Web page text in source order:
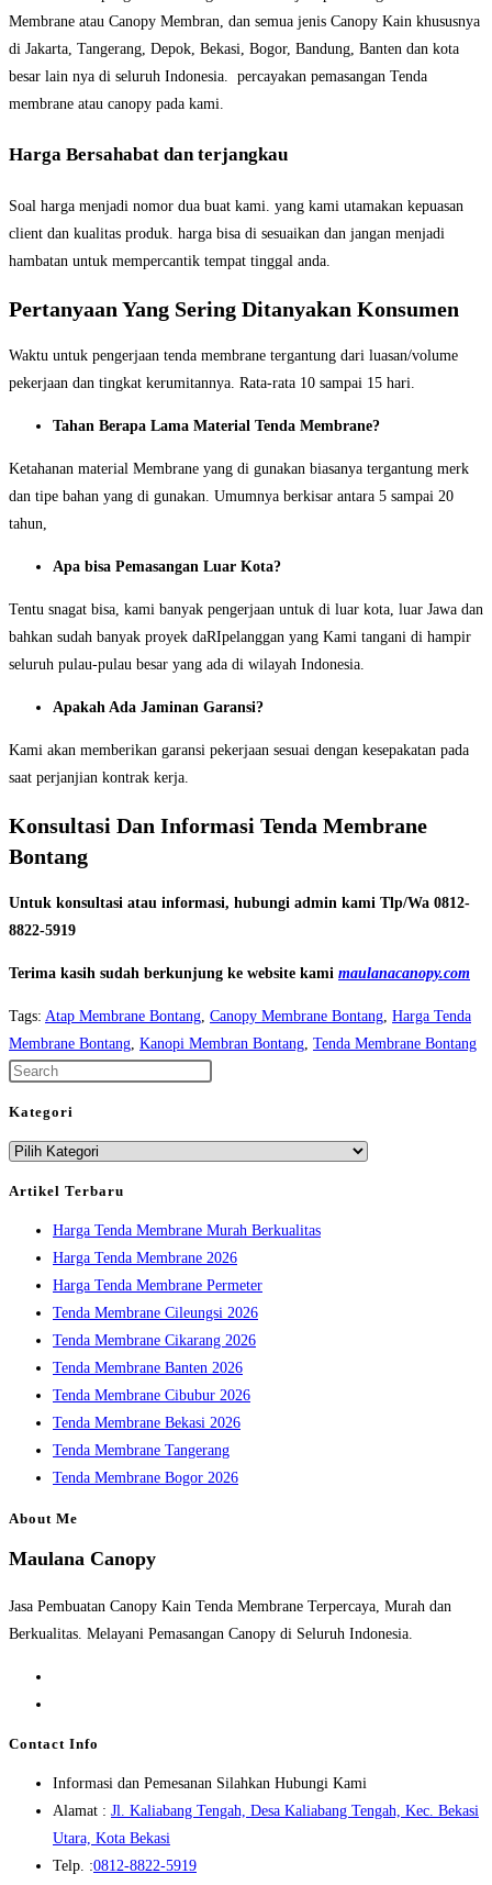
Membrane atau Canopy Membran, dan semua jenis Canopy Kain khususnya
di Jakarta, Tangerang, Depok, Bekasi, Bogor, Bandung, Banten dan kota
besar lain nya di seluruh Indonesia. percayakan pemasangan Tenda
membrane atau canopy pada kami.
Harga Bersahabat dan terjangkau
Soal harga menjadi nomor dua buat kami. yang kami utamakan kepuasan
client dan kualitas produk. harga bisa di sesuaikan dan jangan menjadi
hambatan untuk mempercantik tempat tinggal anda.
Pertanyaan Yang Sering Ditanyakan Konsumen
Waktu untuk pengerjaan tenda membrane tergantung dari luasan/volume
pekerjaan dan tingkat kerumitannya. Rata-rata 10 sampai 15 hari.
Tahan Berapa Lama Material Tenda Membrane?
Ketahanan material Membrane yang di gunakan biasanya tergantung merk
dan tipe bahan yang di gunakan. Umumnya berkisar antara 5 sampai 20
tahun,
Apa bisa Pemasangan Luar Kota?
Tentu snagat bisa, kami banyak pengerjaan untuk di luar kota, luar Jawa dan
bahkan sudah banyak proyek daRIpelanggan yang Kami tangani di hampir
seluruh pulau-pulau besar yang ada di wilayah Indonesia.
Apakah Ada Jaminan Garansi?
Kami akan memberikan garansi pekerjaan sesuai dengan kesepakatan pada
saat perjanjian kontrak kerja.
Konsultasi Dan Informasi Tenda Membrane
Bontang
Untuk konsultasi atau informasi, hubungi admin kami Tlp/Wa 0812-
8822-5919
Terima kasih sudah berkunjung ke website kami maulanacanopy.com
Tags: Atap Membrane Bontang, Canopy Membrane Bontang, Harga Tenda
Membrane Bontang, Kanopi Membran Bontang, Tenda Membrane Bontang
panel.
Kategori
Kategori
Artikel Terbaru
Harga Tenda Membrane Murah Berkualitas
Harga Tenda Membrane 2026
Harga Tenda Membrane Permeter
Tenda Membrane Cileungsi 2026
Tenda Membrane Cikarang 2026
Tenda Membrane Banten 2026
Tenda Membrane Cibubur 2026
Tenda Membrane Bekasi 2026
Tenda Membrane Tangerang
Tenda Membrane Bogor 2026
About Me
Maulana Canopy
Jasa Pembuatan Canopy Kain Tenda Membrane Terpercaya, Murah dan
Berkualitas. Melayani Pemasangan Canopy di Seluruh Indonesia.
tab
new
tab
Contact Info
Informasi dan Pemesanan Silahkan Hubungi Kami
Alamat : Jl. Kaliabang Tengah, Desa Kaliabang Tengah, Kec. Bekasi
Utara, Kota Bekasi
in
Telp. :0812-8822-5919Opens